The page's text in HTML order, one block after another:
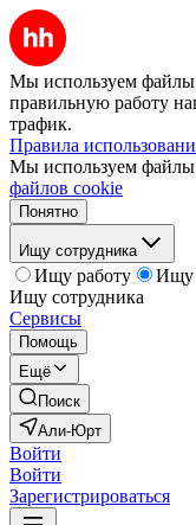
Мы используем файлы
правильную работу
трафик.
Правила
Мы используем файлы
файлов cookie
Понятно
Ищу сотрудника
Ищу работу
Ищу
Ищу сотрудника
Сервисы
Помощь
Ещё
Поиск
Али-Юрт
Войти
Войти
Зарегистрироваться